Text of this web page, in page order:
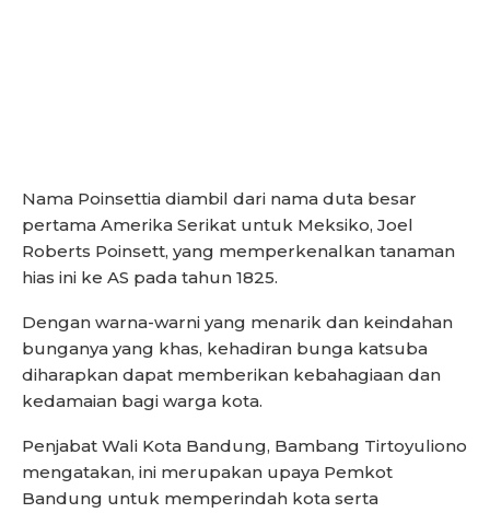
Nama Poinsettia diambil dari nama duta besar
pertama Amerika Serikat untuk Meksiko, Joel
Roberts Poinsett, yang memperkenalkan tanaman
hias ini ke AS pada tahun 1825.
Dengan warna-warni yang menarik dan keindahan
bunganya yang khas, kehadiran bunga katsuba
diharapkan dapat memberikan kebahagiaan dan
kedamaian bagi warga kota.
Penjabat Wali Kota Bandung, Bambang Tirtoyuliono
mengatakan, ini merupakan upaya Pemkot
Bandung untuk memperindah kota serta